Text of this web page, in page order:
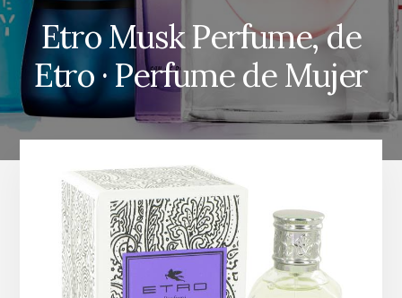
Etro Musk Perfume, de
Etro · Perfume de Mujer